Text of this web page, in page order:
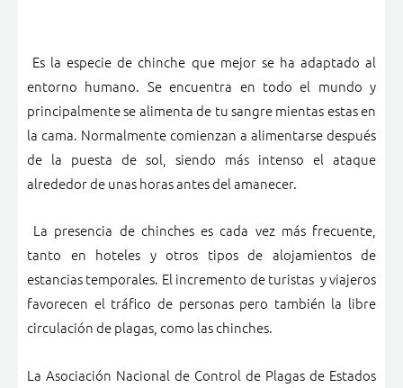
Es la especie de chinche que mejor se ha adaptado al
entorno humano. Se encuentra en todo el mundo y
principalmente se alimenta de tu sangre mientas estas en
la cama. Normalmente comienzan a alimentarse después
de la puesta de sol, siendo más intenso el ataque
alrededor de unas horas antes del amanecer.
La presencia de chinches es cada vez más frecuente,
tanto en hoteles y otros tipos de alojamientos de
estancias temporales. El incremento de turistas y viajeros
favorecen el tráfico de personas pero también la libre
circulación de plagas, como las chinches.
La Asociación Nacional de Control de Plagas de Estados